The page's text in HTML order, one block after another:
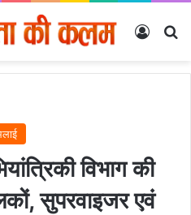
Log In
विभाग की
सुपरवाइजर एवं